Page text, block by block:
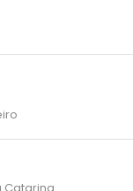
Catarina